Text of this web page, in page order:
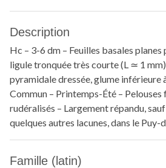
Description
Hc – 3-6 dm – Feuilles basales
ligule tronquée très courte (L ≃ 1
pyramidale dressée, glume inférieure
Commun – Printemps-Été – Pelouses
rudéralisés – Largement répandu,
quelques autres lacunes, dans le Puy-
Famille (latin)